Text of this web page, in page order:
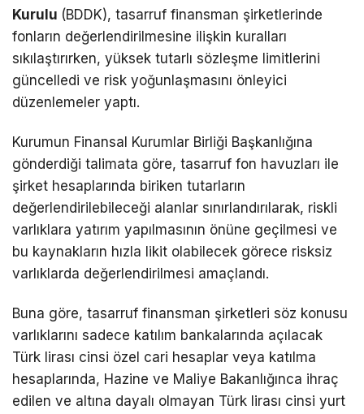
Kurulu (BDDK), tasarruf finansman şirketlerinde
fonların değerlendirilmesine ilişkin kuralları
sıkılaştırırken, yüksek tutarlı sözleşme limitlerini
güncelledi ve risk yoğunlaşmasını önleyici
düzenlemeler yaptı.
Kurumun Finansal Kurumlar Birliği Başkanlığına
gönderdiği talimata göre, tasarruf fon havuzları ile
şirket hesaplarında biriken tutarların
değerlendirilebileceği alanlar sınırlandırılarak, riskli
varlıklara yatırım yapılmasının önüne geçilmesi ve
bu kaynakların hızla likit olabilecek görece risksiz
varlıklarda değerlendirilmesi amaçlandı.
Buna göre, tasarruf finansman şirketleri söz konusu
varlıklarını sadece katılım bankalarında açılacak
Türk lirası cinsi özel cari hesaplar veya katılma
hesaplarında, Hazine ve Maliye Bakanlığınca ihraç
edilen ve altına dayalı olmayan Türk lirası cinsi yurt